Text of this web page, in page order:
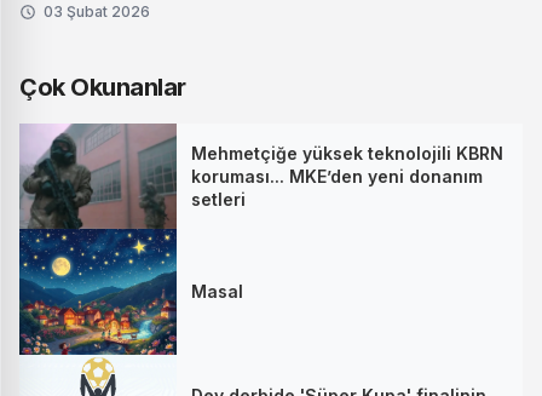
03 Şubat 2026
Çok Okunanlar
Mehmetçiğe yüksek teknolojili KBRN
koruması... MKE’den yeni donanım
setleri
Masal